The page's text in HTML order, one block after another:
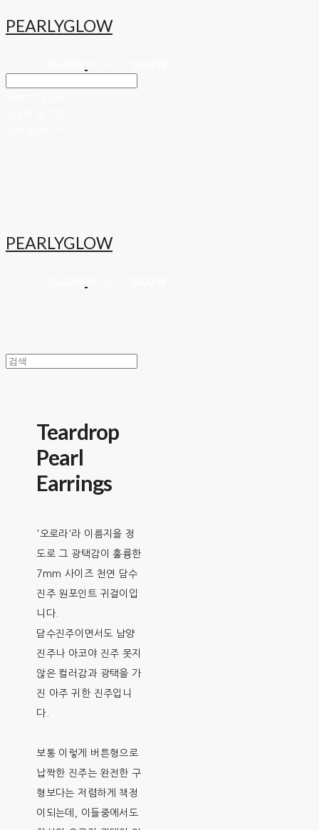
PEARLYGLOW
PEARLYGLOW
Teardrop
Pearl
Earrings
'오로라'라 이름지을 정
도로 그 광택감이 훌륭한
7mm 사이즈 천연 담수
진주 원포인트 귀걸이입
니다.
담수진주이면서도 남양
진주나 아코야 진주 못지
않은 컬러감과 광택을 가
진 아주 귀한 진주입니
다.
보통 이렇게 버튼형으로
납짝한 진주는 완전한 구
형보다는 저렴하게 책정
이되는데, 이들중에서도